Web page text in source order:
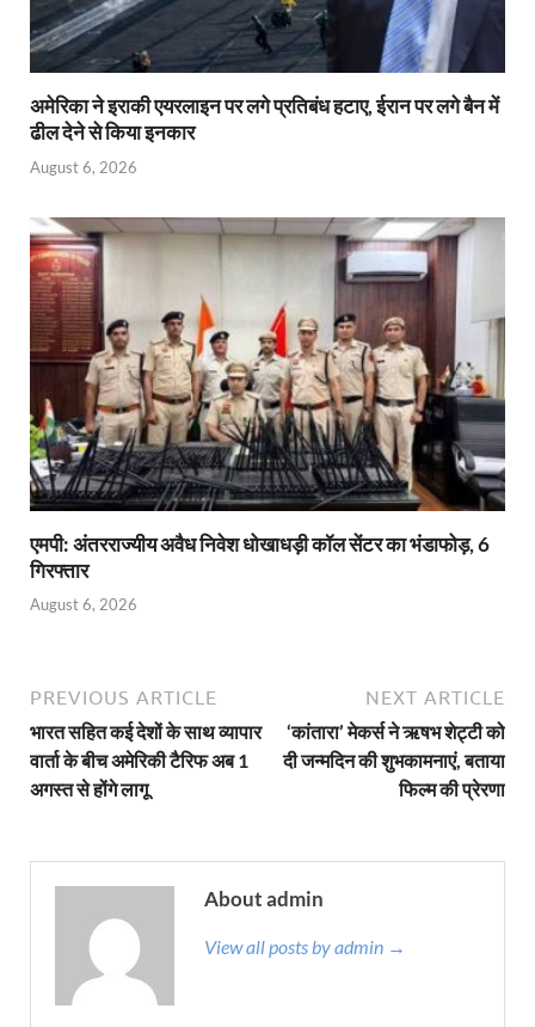
अमेरिका ने इराकी एयरलाइन पर लगे प्रतिबंध हटाए, ईरान पर लगे बैन में
ढील देने से किया इनकार
August 6, 2026
एमपी: अंतरराज्यीय अवैध निवेश धोखाधड़ी कॉल सेंटर का भंडाफोड़, 6
गिरफ्तार
August 6, 2026
PREVIOUS ARTICLE
भारत सहित कई देशों के साथ व्यापार
वार्ता के बीच अमेरिकी टैरिफ अब 1
अगस्त से होंगे लागू
NEXT ARTICLE
‘कांतारा’ मेकर्स ने ऋषभ शेट्टी को
दी जन्मदिन की शुभकामनाएं, बताया
फिल्म की प्रेरणा
About admin
View all posts by admin →